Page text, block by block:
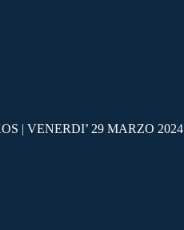
| VENERDI’ 29 MARZO 2024